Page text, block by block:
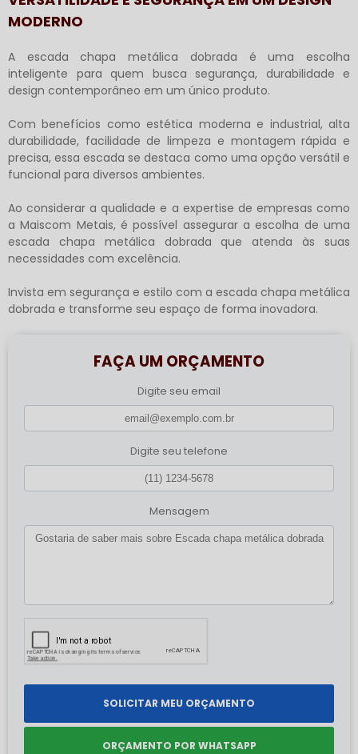
MODERNO
A escada chapa metálica dobrada é uma escolha
inteligente para quem busca segurança, durabilidade e
design contemporâneo em um único produto.
Com benefícios como estética moderna e industrial, alta
durabilidade, facilidade de limpeza e montagem rápida e
precisa, essa escada se destaca como uma opção versátil e
funcional para diversos ambientes.
Ao considerar a qualidade e a expertise de empresas como
a Maiscom Metais, é possível assegurar a escolha de uma
escada chapa metálica dobrada que atenda às suas
necessidades com excelência.
Invista em segurança e estilo com a escada chapa metálica
dobrada e transforme seu espaço de forma inovadora.
FAÇA UM ORÇAMENTO
Digite seu email
Digite seu telefone
Mensagem
SOLICITAR MEU ORÇAMENTO
ORÇAMENTO POR WHATSAPP